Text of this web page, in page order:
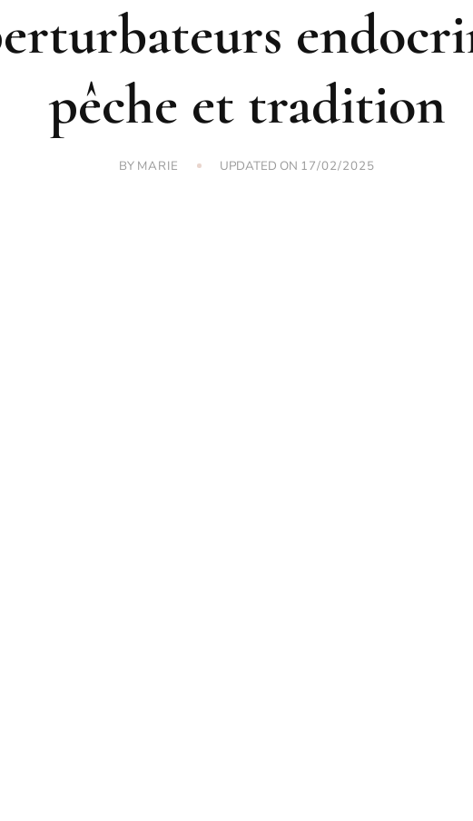
pêche et tradition
BY MARIE UPDATED ON 17/02/2025